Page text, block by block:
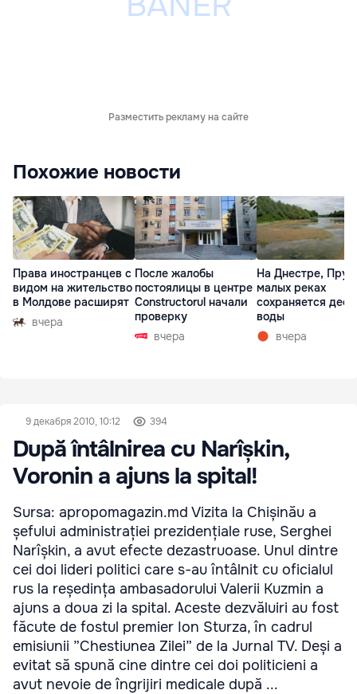
Разместить рекламу на сайте
Похожие новости
Права иностранцев с
видом на жительство
в Молдове расширят
вчера
После жалобы
постоялицы в центре
Constructorul начали
проверку
вчера
На Днестре,
малых реках
сохраняется
воды
вчера
9 декабря 2010, 10:12 394
După întâlnirea cu Narîșkin,
Voronin a ajuns la spital!
Sursa: apropomagazin.md Vizita la Chișinău a
șefului administrației prezidențiale ruse, Serghei
Narîșkin, a avut efecte dezastruoase. Unul dintre
cei doi lideri politici care s-au întâlnit cu oficialul
rus la reședința ambasadorului Valerii Kuzmin a
ajuns a doua zi la spital. Aceste dezvăluiri au fost
făcute de fostul premier Ion Sturza, în cadrul
emisiunii ”Chestiunea Zilei” de la Jurnal TV. Deși a
evitat să spună cine dintre cei doi politicieni a
avut nevoie de îngrijiri medicale după ...